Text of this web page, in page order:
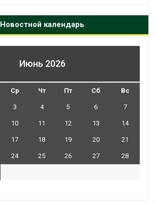
Новостной календарь
Июнь 2026
Ср Чт Пт Сб Вс
3 4 5 6 7
10 11 12 13 14
17 18 19 20 21
24 25 26 27 28